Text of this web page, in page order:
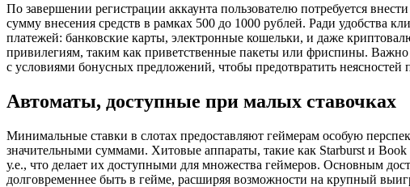
По завершении регистрации аккаунта пользователю потребуется
сумму внесения средств в рамках 500 до 1000 рублей. Ради удобства
платежей: банковские карты, электронные кошельки, и даже
привилегиям, таким как приветственные пакеты или фриспины. Важно
с условиями бонусных предложений, чтобы предотвратить
Автоматы, доступные при малых ставочках
Минимальные ставки в слотах предоставляют геймерам особую
значительными суммами. Хитовые аппараты, такие как Starburst и
у.е., что делает их доступными для множества геймеров. Основным
долговременнее быть в гейме, расширяя возможности на крупный